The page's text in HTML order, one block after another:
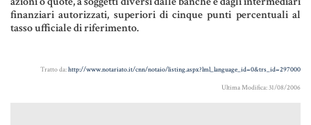
AZIENDA & SOCIETÀ
CONTRATTO DI RETE
finanziari autorizzati, superiori di cinque punti percentuali al
tasso ufficiale di riferimento.
Tratto da:http://www.notariato.it/cnn/notaio/listing.aspx?lml_language_id=0&trs_id=297000
Ultima Modifica: 31/08/2006